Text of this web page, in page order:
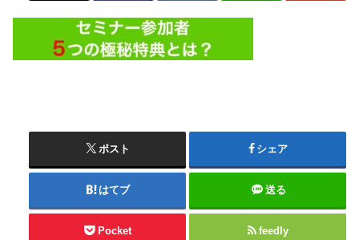
ポスト シェア
はてブ 送る
Pocket feedly